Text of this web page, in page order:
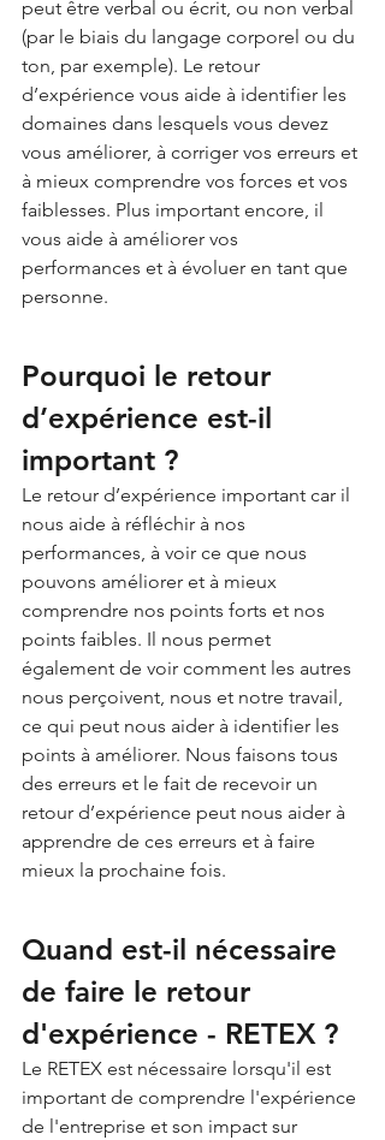
peut être verbal ou écrit, ou non verbal
(par le biais du langage corporel ou du
ton, par exemple). Le retour
d’expérience vous aide à identifier les
domaines dans lesquels vous devez
vous améliorer, à corriger vos erreurs et
à mieux comprendre vos forces et vos
faiblesses. Plus important encore, il
vous aide à améliorer vos
performances et à évoluer en tant que
personne.
Pourquoi le retour
d’expérience est-il
important ?
Le retour d’expérience important car il
nous aide à réfléchir à nos
performances, à voir ce que nous
pouvons améliorer et à mieux
comprendre nos points forts et nos
points faibles. Il nous permet
également de voir comment les autres
nous perçoivent, nous et notre travail,
ce qui peut nous aider à identifier les
points à améliorer. Nous faisons tous
des erreurs et le fait de recevoir un
retour d’expérience peut nous aider à
apprendre de ces erreurs et à faire
mieux la prochaine fois.
Quand est-il nécessaire
de faire le retour
d'expérience - RETEX ?
Le RETEX est nécessaire lorsqu'il est
important de comprendre l'expérience
de l'entreprise et son impact sur